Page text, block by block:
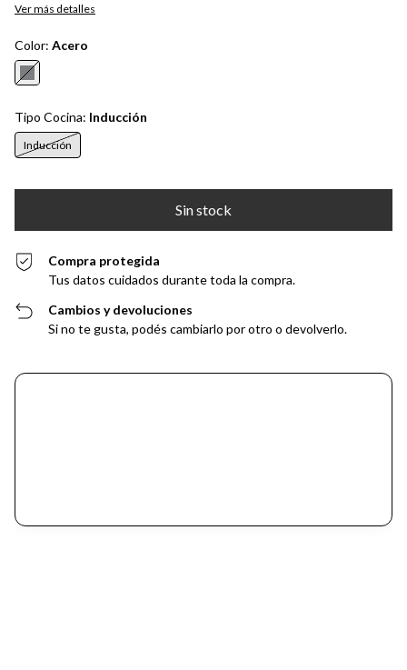
Ver más detalles
Color: Acero
Tipo Cocina: Inducción
Inducción
Compra protegida
Tus datos cuidados durante toda la compra.
Cambios y devoluciones
Si no te gusta, podés cambiarlo por otro o devolverlo.